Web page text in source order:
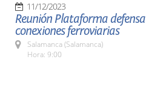
11/12/2023
Reunión Plataforma defensa
conexiones ferroviarias
Salamanca (Salamanca)
Hora: 9:00